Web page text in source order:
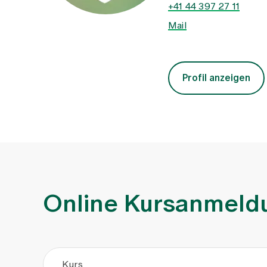
+41 44 397 27 11
Mail
Profil anzeigen
Online
Kurs